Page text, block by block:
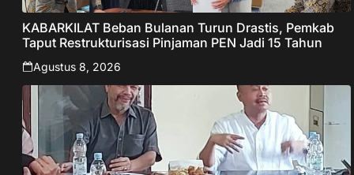
KABARKILAT Beban Bulanan Turun Drastis, Pemkab
Taput Restrukturisasi Pinjaman PEN Jadi 15 Tahun‎
Agustus 8, 2026